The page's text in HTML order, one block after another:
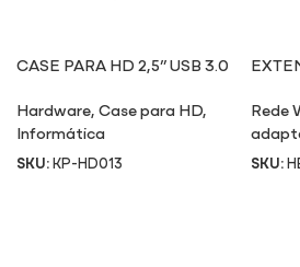
CASE PARA HD 2,5” USB 3.0
Hardware,Case para HD,
Informática
SKU:KP-HD013
Rede
SKU: